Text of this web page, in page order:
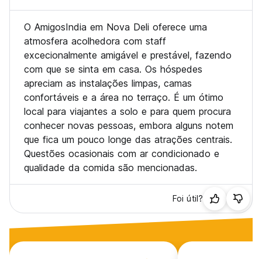
O AmigosIndia em Nova Deli oferece uma
atmosfera acolhedora com staff
excecionalmente amigável e prestável, fazendo
com que se sinta em casa. Os hóspedes
apreciam as instalações limpas, camas
confortáveis e a área no terraço. É um ótimo
local para viajantes a solo e para quem procura
conhecer novas pessoas, embora alguns notem
que fica um pouco longe das atrações centrais.
Questões ocasionais com ar condicionado e
qualidade da comida são mencionadas.
Foi útil?